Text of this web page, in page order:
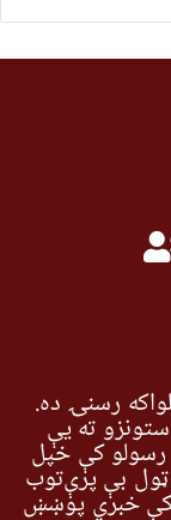
رسنۍ ده.
ستونزو ته یې
رسولو کې خپل
بې پرې‌توب
خبري پوښښ